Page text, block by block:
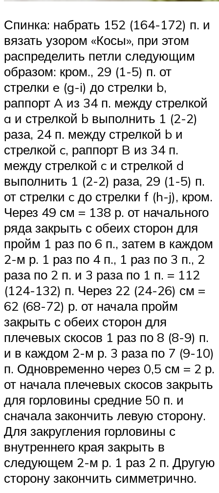
Спинка: набрать 152 (164-172) п. и
вязать узором «Косы», при этом
распределить петли следующим
образом: кром., 29 (1-5) п. от
стрелки e (g-i) до стрелки b,
раппорт A из 34 п. между стрелкой
a и стрелкой b выполнить 1 (2-2)
раза, 24 п. между стрелкой b и
стрелкой c, раппорт B из 34 п.
между стрелкой c и стрелкой d
выполнить 1 (2-2) раза, 29 (1-5) п.
от стрелки c до стрелки f (h-j), кром.
Через 49 см = 138 р. от начального
ряда закрыть с обеих сторон для
пройм 1 раз по 6 п., затем в каждом
2-м р. 1 раз по 4 п., 1 раз по 3 п., 2
раза по 2 п. и 3 раза по 1 п. = 112
(124-132) п. Через 22 (24-26) см =
62 (68-72) р. от начала пройм
закрыть с обеих сторон для
плечевых скосов 1 раз по 8 (8-9) п.
и в каждом 2-м р. 3 раза по 7 (9-10)
п. Одновременно через 0,5 см = 2 р.
от начала плечевых скосов закрыть
для горловины средние 50 п. и
сначала закончить левую сторону.
Для закругления горловины с
внутреннего края закрыть в
следующем 2-м р. 1 раз 2 п. Другую
сторону закончить симметрично.